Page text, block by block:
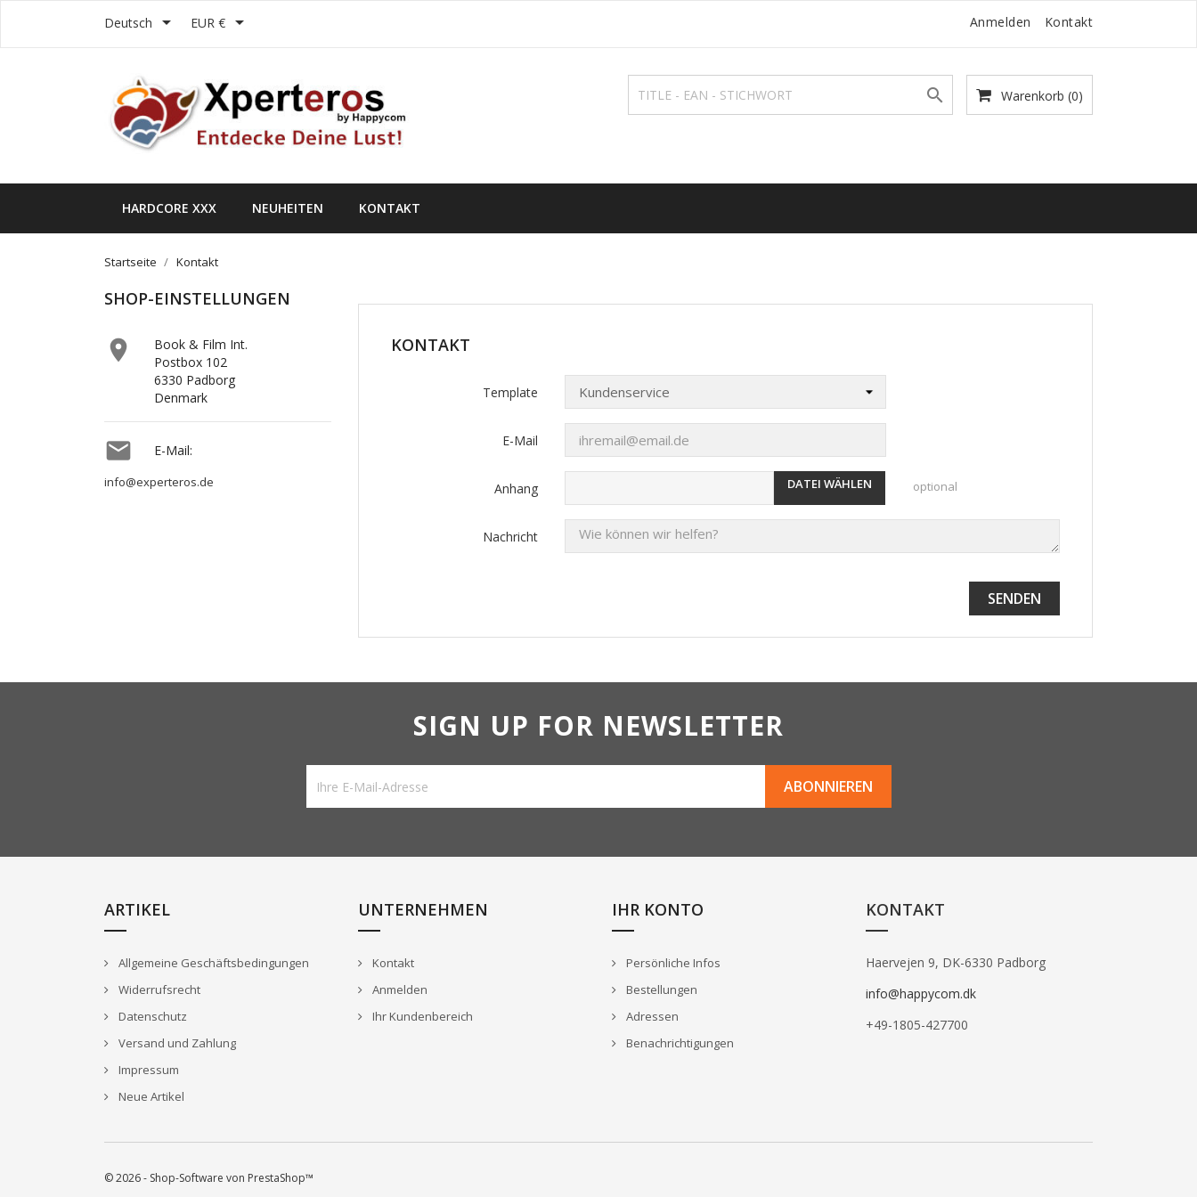
Deutsch  EUR €  Anmelden Kontakt
Warenkorb (0)

HARDCORE XXX NEUHEITEN KONTAKT
Startseite Kontakt
SHOP-EINSTELLUNGEN

Book & Film Int.
Postbox 102
6330 Padborg
Denmark
 E-Mail:
info@experteros.de
KONTAKT
Template
E-Mail
Anhang DATEI WÄHLEN optional
Nachricht
SIGN UP FOR NEWSLETTER
ARTIKEL
Allgemeine Geschäftsbedingungen
Widerrufsrecht
Datenschutz
Versand und Zahlung
Impressum
Neue Artikel
UNTERNEHMEN
Kontakt
Anmelden
Ihr Kundenbereich
IHR KONTO
Persönliche Infos
Bestellungen
Adressen
Benachrichtigungen
KONTAKT
Haervejen 9, DK-6330 Padborg
info@happycom.dk
+49-1805-427700
© 2026 - Shop-Software von PrestaShop™